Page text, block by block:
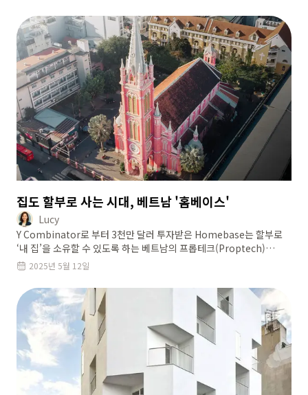
집도 할부로 사는 시대, 베트남 '홈베이스'
Lucy
Y Combinator로 부터 3천만 달러 투자받은 Homebase는 할부로
‘내 집’을 소유할 수 있도록 하는 베트남의 프롭테크(Proptech)
스타트업입니다. 어떻게 이런 비즈니스 모델이 가능한지
2025년 5월 12일